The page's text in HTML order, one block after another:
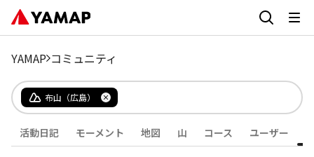
YAMAP コミュニティ
布山（広島）
活動日記 モーメント 地図 山 コース ユーザー